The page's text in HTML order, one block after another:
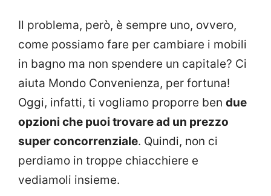
Il problema, però, è sempre uno, ovvero,
come possiamo fare per cambiare i mobili
in bagno ma non spendere un capitale? Ci
aiuta Mondo Convenienza, per fortuna!
Oggi, infatti, ti vogliamo proporre ben due
opzioni che puoi trovare ad un prezzo
super concorrenziale. Quindi, non ci
perdiamo in troppe chiacchiere e
vediamoli insieme.